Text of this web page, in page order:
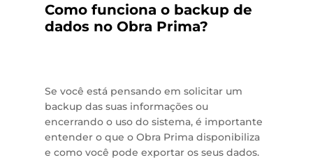
Como funciona o backup de
dados no Obra Prima?
Se você está pensando em solicitar um
backup das suas informações ou
encerrando o uso do sistema, é importante
entender o que o Obra Prima disponibiliza
e como você pode exportar os seus dados.